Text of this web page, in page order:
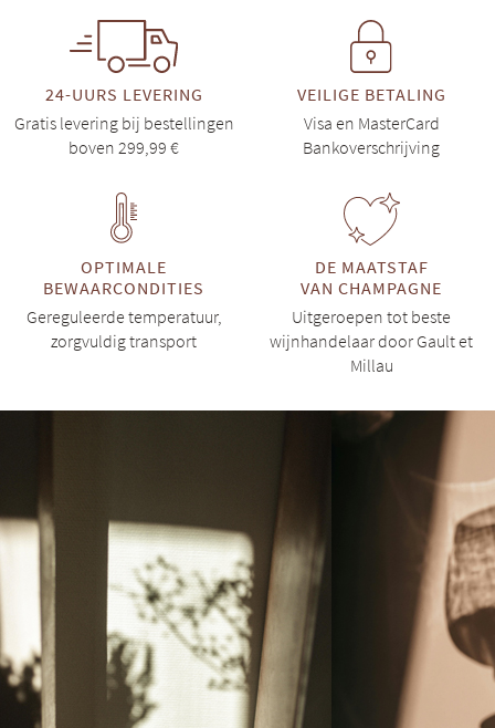
24-UURS LEVERING
Gratis levering bij bestellingen
boven 299,99 €
VEILIGE BETALING
Visa en MasterCard
Bankoverschrijving
OPTIMALE
BEWAARCONDITIES
Gereguleerde temperatuur,
zorgvuldig transport
DE MAATSTAF
VAN CHAMPAGNE
Uitgeroepen tot beste
wijnhandelaar door Gault et
Millau